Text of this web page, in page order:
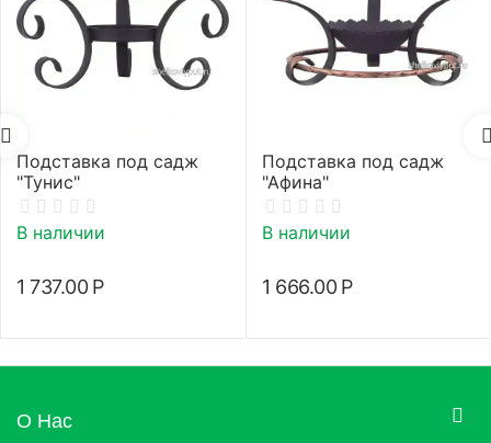
Подставка под садж
"Тунис"
В наличии
1 737.00 Р
Подставка под садж
"Афина"
В наличии
1 666.00 Р
О Нас